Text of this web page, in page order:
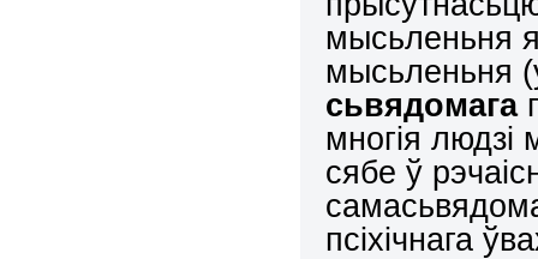
мысьленьня
мысьленьня
сьвядомага
многія
сябе ў
псіхічнага